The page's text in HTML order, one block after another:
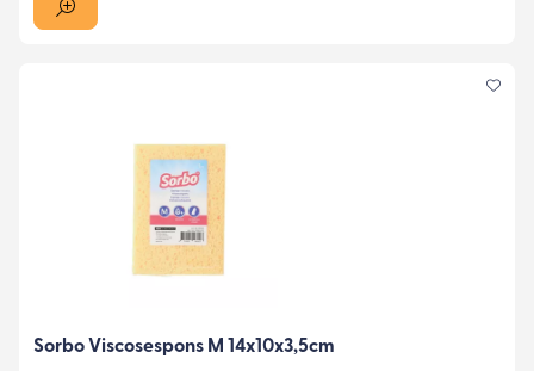
Sorbo Viscosespons M 14x10x3,5cm